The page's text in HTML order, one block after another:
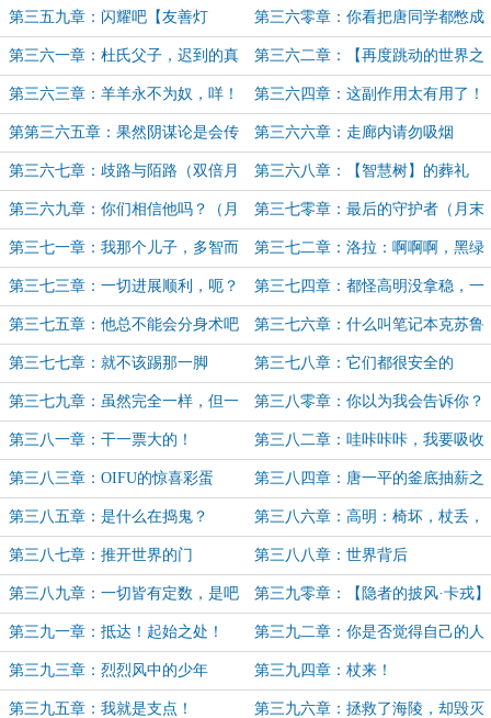
充满意外的生活
第三五九章：闪耀吧【友善灯
塔】！
第三六零章：你看把唐同学都憋成
什么样了
第三六一章：杜氏父子，迟到的真
相
第三六二章：【再度跳动的世界之
心】
第三六三章：羊羊永不为奴，咩！ 第三六四章：这副作用太有用了！
第第三六五章：果然阴谋论是会传
染的
第三六六章：走廊内请勿吸烟
第三六七章：歧路与陌路（双倍月
票求月票）
第三六八章：【智慧树】的葬礼
第三六九章：你们相信他吗？（月
末求月票！）
第三七零章：最后的守护者（月末
求月票）
第三七一章：我那个儿子，多智而
近妖（国庆快乐，月初求月票）
第三七二章：洛拉：啊啊啊，黑绿
条纹好可怕（月初求月票）
第三七三章：一切进展顺利，呃？ 第三七四章：都怪高明没拿稳，一
杖光寒十四州
第三七五章：他总不能会分身术吧
（求月票）
第三七六章：什么叫笔记本克苏鲁
啊！（3K求月票）
第三七七章：就不该踢那一脚 第三七八章：它们都很安全的
第三七九章：虽然完全一样，但一
点也不像！
第三八零章：你以为我会告诉你？
（3K求月票）
第三八一章：干一票大的！ 第三八二章：哇咔咔咔，我要吸收
这个世界！……咦？（3K求月票）
第三八三章：OIFU的惊喜彩蛋 第三八四章：唐一平的釜底抽薪之
计
第三八五章：是什么在捣鬼？ 第三八六章：高明：椅坏，杖丢，
狗还在，我那一杖会很帅
第三八七章：推开世界的门 第三八八章：世界背后
第三八九章：一切皆有定数，是吧 第三九零章：【隐者的披风·卡戎】
（3K）
第三九一章：抵达！起始之处！ 第三九二章：你是否觉得自己的人
生毫无意义
第三九三章：烈烈风中的少年 第三九四章：杖来！
第三九五章：我就是支点！ 第三九六章：拯救了海陵，却毁灭